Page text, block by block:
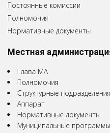
Постоянные комиссии
Полномочия
Нормативные документы
Местная
Глава МА
Полномочия
Структурные подразделения
Аппарат
Нормативные документы
Муниципальные программы